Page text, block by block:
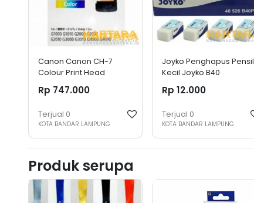
Canon Canon CH-7
Colour Print Head
Rp 747.000
Terjual 0
KOTA BANDAR LAMPUNG
Joyko Penghapus Pensil
Kecil Joyko B40
Rp 12.000
Terjual 0
KOTA BANDAR LAMPUNG
Produk serupa